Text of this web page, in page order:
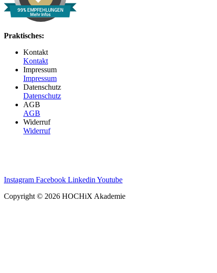
99% EMPFEHLUNGEN
Mehr Infos
Praktisches:
Kontakt
Kontakt
Impressum
Impressum
Datenschutz
Datenschutz
AGB
AGB
Widerruf
Widerruf
Instagram Facebook Linkedin Youtube
Copyright © 2026 HOCHiX Akademie